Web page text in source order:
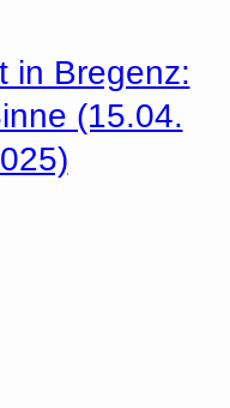
in Bregenz:
(15.04.